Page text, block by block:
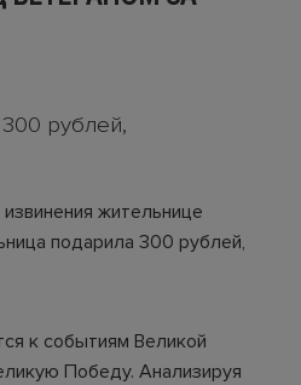
рублей,
жительнице
подарила 300 рублей,
к событиям Великой
Победу. Анализируя